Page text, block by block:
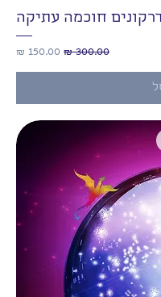
חוכמה עתיקה
מחיר רגילמחיר מבצע